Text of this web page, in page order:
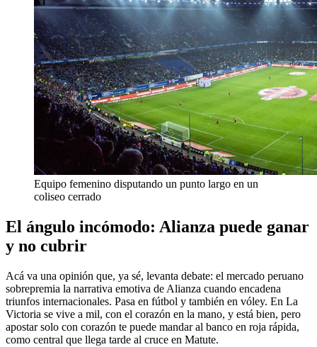
Equipo femenino disputando un punto largo en un
coliseo cerrado
El ángulo incómodo: Alianza puede ganar
y no cubrir
Acá va una opinión que, ya sé, levanta debate: el mercado peruano
sobrepremia la narrativa emotiva de Alianza cuando encadena
triunfos internacionales. Pasa en fútbol y también en vóley. En La
Victoria se vive a mil, con el corazón en la mano, y está bien, pero
apostar solo con corazón te puede mandar al banco en roja rápida,
como central que llega tarde al cruce en Matute.